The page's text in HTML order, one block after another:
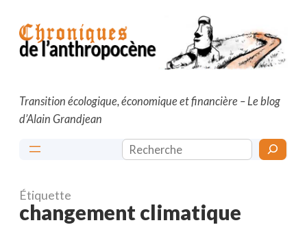
contenu
Transition écologique, économique et financière – Le blog
d’Alain Grandjean
Rechercher
Étiquette
changement climatique